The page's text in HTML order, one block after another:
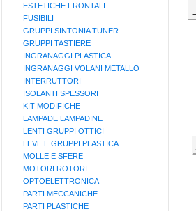
ESTETICHE FRONTALI
FUSIBILI
GRUPPI SINTONIA TUNER
GRUPPI TASTIERE
INGRANAGGI PLASTICA
INGRANAGGI VOLANI METALLO
INTERRUTTORI
ISOLANTI SPESSORI
KIT MODIFICHE
LAMPADE LAMPADINE
LENTI GRUPPI OTTICI
LEVE E GRUPPI PLASTICA
MOLLE E SFERE
MOTORI ROTORI
OPTOELETTRONICA
PARTI MECCANICHE
PARTI PLASTICHE